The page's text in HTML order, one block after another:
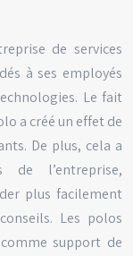
de services
à ses employés
Le fait
a créé un effet de
De plus, cela a
de l’entreprise,
plus facilement
Les polos
support de